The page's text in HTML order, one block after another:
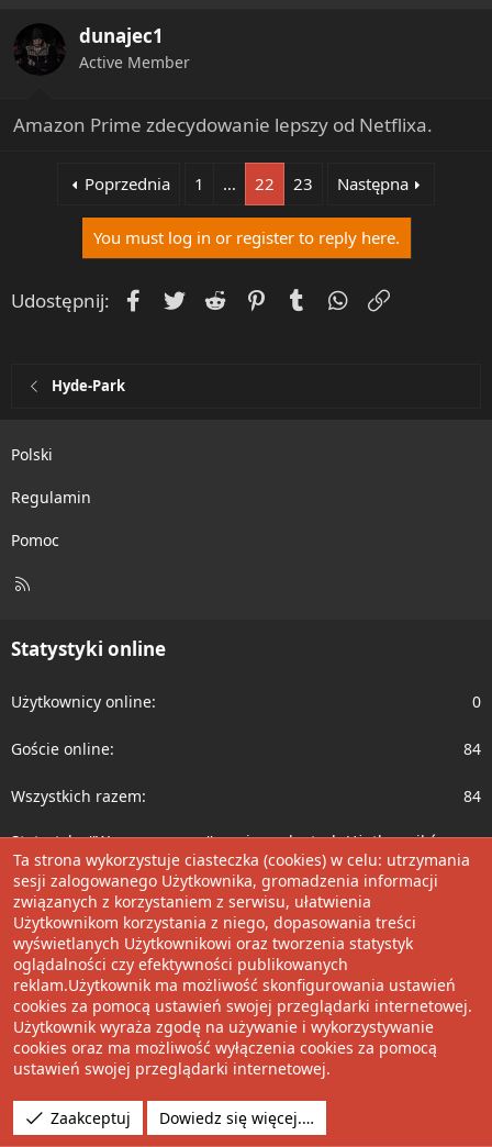
dunajec1
Active Member
Amazon Prime zdecydowanie lepszy od Netflixa.
Poprzednia 1 … 22 23 Następna
You must log in or register to reply here.
Udostępnij: Facebook
Twitter Reddit PinterestTumblrWhatsApp
Hyde-Park
Polski
Regulamin
Pomoc
R
Statystyki online
Użytkownicy online 0
Goście online 84
Wszystkich razem 84
Statystyka ''Wszyscy razem'' zawiera ukrytych Użytkowników.
Co nowego?
Nowe wpisy
Ostatnie aktywności
Polecamy
Udostępnij
Ta strona wykorzystuje ciasteczka (cookies) w celu: utrzymania
sesji zalogowanego Użytkownika, gromadzenia informacji
związanych z korzystaniem z serwisu, ułatwienia
Użytkownikom korzystania z niego, dopasowania treści
wyświetlanych Użytkownikowi oraz tworzenia statystyk
oglądalności czy efektywności publikowanych
reklam.Użytkownik ma możliwość skonfigurowania ustawień
cookies za pomocą ustawień swojej przeglądarki internetowej.
Użytkownik wyraża zgodę na używanie i wykorzystywanie
cookies oraz ma możliwość wyłączenia cookies za pomocą
ustawień swojej przeglądarki internetowej.
Zaakceptuj Dowiedz się więcej.…